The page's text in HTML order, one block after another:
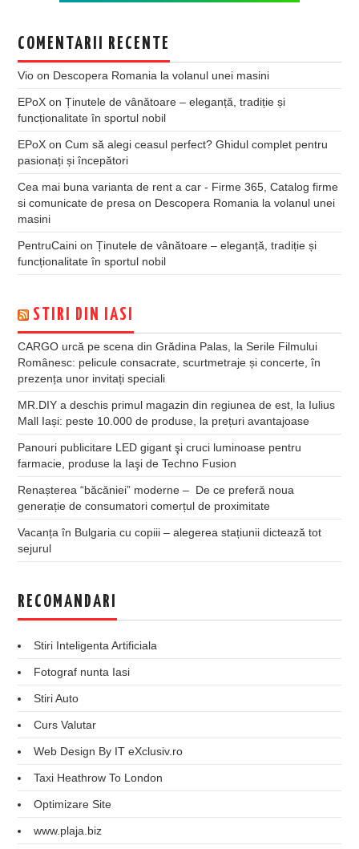
COMENTARII RECENTE
Vio on Descopera Romania la volanul unei masini
EPoX onȚinutele de vânătoare – eleganță, tradiție și
funcționalitate în sportul nobil
EPoX onCum să alegi ceasul perfect? Ghidul complet pentru
pasionați și începători
Cea mai buna varianta de rent a car - Firme 365, Catalog firme
si comunicate de presa on Descopera Romania la volanul unei
masini
PentruCaini onȚinutele de vânătoare – eleganță, tradiție și
funcționalitate în sportul nobil
STIRI DIN IASI
CARGO urcă pe scena din Grădina Palas, la Serile Filmului
Românesc: pelicule consacrate, scurtmetraje și concerte, în
prezența unor invitați speciali
MR.DIY a deschis primul magazin din regiunea de est, la Iulius
Mall Iași: peste 10.000 de produse, la prețuri avantajoase
Panouri publicitare LED gigant şi cruci luminoase pentru
farmacie, produse la Iaşi de Techno Fusion
Renașterea “băcăniei” moderne – De ce preferă noua
generație de consumatori comerțul de proximitate
Vacanța în Bulgaria cu copiii – alegerea stațiunii dictează tot
sejurul
RECOMANDARI
Stiri Inteligenta Artificiala
Fotograf nunta Iasi
Stiri Auto
Curs Valutar
Web Design By IT eXclusiv.ro
Taxi Heathrow To London
Optimizare Site
www.plaja.biz